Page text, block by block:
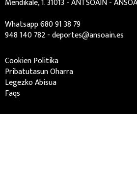
Whatsapp 680 91 38 79
948 140 782-deportes@ansoain.es
Cookien Politika
Pribatutasun Oharra
Legezko Abisua
Faqs